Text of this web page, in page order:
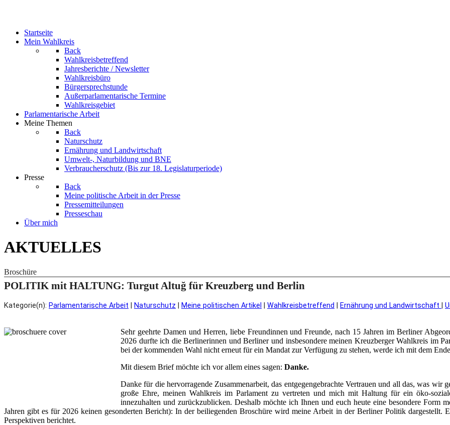
Startseite
Mein Wahlkreis
Back
Wahlkreisbetreffend
Jahresberichte / Newsletter
Wahlkreisbüro
Bürgersprechstunde
Außerparlamentarische Termine
Wahlkreisgebiet
Parlamentarische Arbeit
Meine Themen
Back
Naturschutz
Ernährung und Landwirtschaft
Umwelt-, Naturbildung und BNE
Verbraucherschutz (Bis zur 18. Legislaturperiode)
Presse
Back
Meine politische Arbeit in der Presse
Pressemitteilungen
Presseschau
Über mich
AKTUELLES
Broschüre
POLITIK mit HALTUNG: Turgut Altuğ für Kreuzberg und Berlin
Kategorie(n): Parlamentarische Arbeit Naturschutz Meine politischen Artikel Wahlkreisbetreffend Ernährung und Landwirtschaft
Sehr geehrte Damen und Herren, liebe Freundinnen und Freunde, nach 15 Jahren im Berliner
2026 durfte ich die Berlinerinnen und Berliner und insbesondere meinen Kreuzberger Wahlkreis im
bei der kommenden Wahl nicht erneut für ein Mandat zur Verfügung zu stehen, werde ich mit dem
Mit diesem Brief möchte ich vor allem eines sagen: Danke.
Danke für die hervorragende Zusammenarbeit, das entgegengebrachte Vertrauen und all das, was
große Ehre, meinen Wahlkreis im Parlament zu vertreten und mich mit Haltung für ein öko-
innezuhalten und zurückzublicken. Deshalb möchte ich Ihnen und euch heute eine besondere Form
Jahren gibt es für 2026 keinen gesonderten Bericht): In der beiliegenden Broschüre wird meine Arbeit in der Berliner Politik dargestellt.
Perspektiven berichtet.